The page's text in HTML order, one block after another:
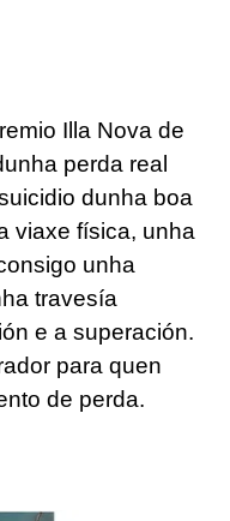
Illa Nova de
perda real
dunha boa
viaxe física, unha
unha
travesía
e a superación.
para quen
de perda.